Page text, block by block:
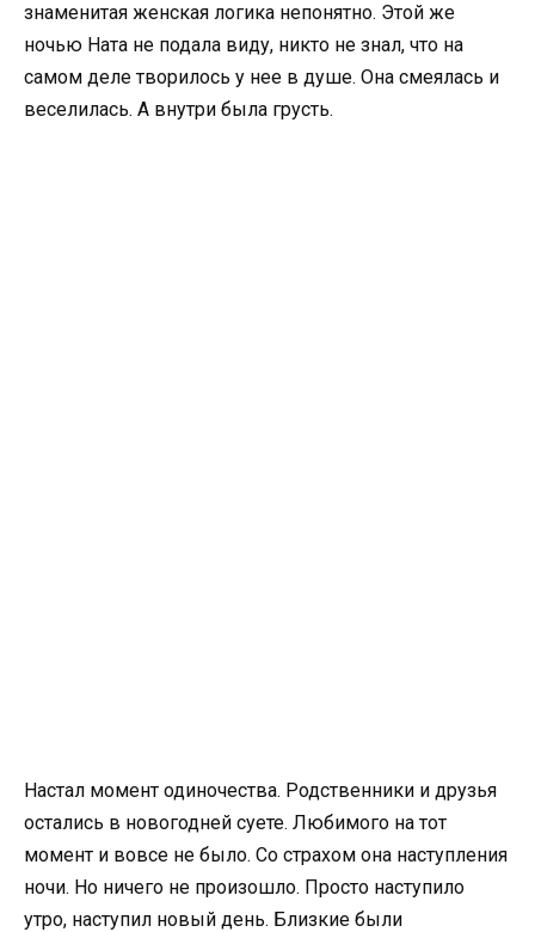
знаменитая женская логика непонятно. Этой же
ночью Ната не подала виду, никто не знал, что на
самом деле творилось у нее в душе. Она смеялась и
веселилась. А внутри была грусть.
Настал момент одиночества. Родственники и друзья
остались в новогодней суете. Любимого на тот
момент и вовсе не было. Со страхом она наступления
ночи. Но ничего не произошло. Просто наступило
утро, наступил новый день. Близкие были